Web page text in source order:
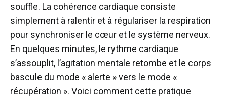
souffle. La cohérence cardiaque consiste
simplement à ralentir et à régulariser la respiration
pour synchroniser le cœur et le système nerveux.
En quelques minutes, le rythme cardiaque
s’assouplit, l’agitation mentale retombe et le corps
bascule du mode « alerte » vers le mode «
récupération ». Voici comment cette pratique